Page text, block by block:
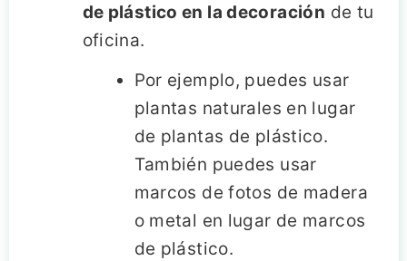
de plástico en la decoración de tu
oficina.
Por ejemplo, puedes usar
plantas naturales en lugar
de plantas de plástico.
También puedes usar
marcos de fotos de madera
o metal en lugar de marcos
de plástico.